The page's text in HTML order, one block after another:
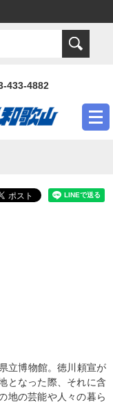
433-4882
立博物館。徳川頼宣が
となった際、それに含
地の芸能や人々の暮ら